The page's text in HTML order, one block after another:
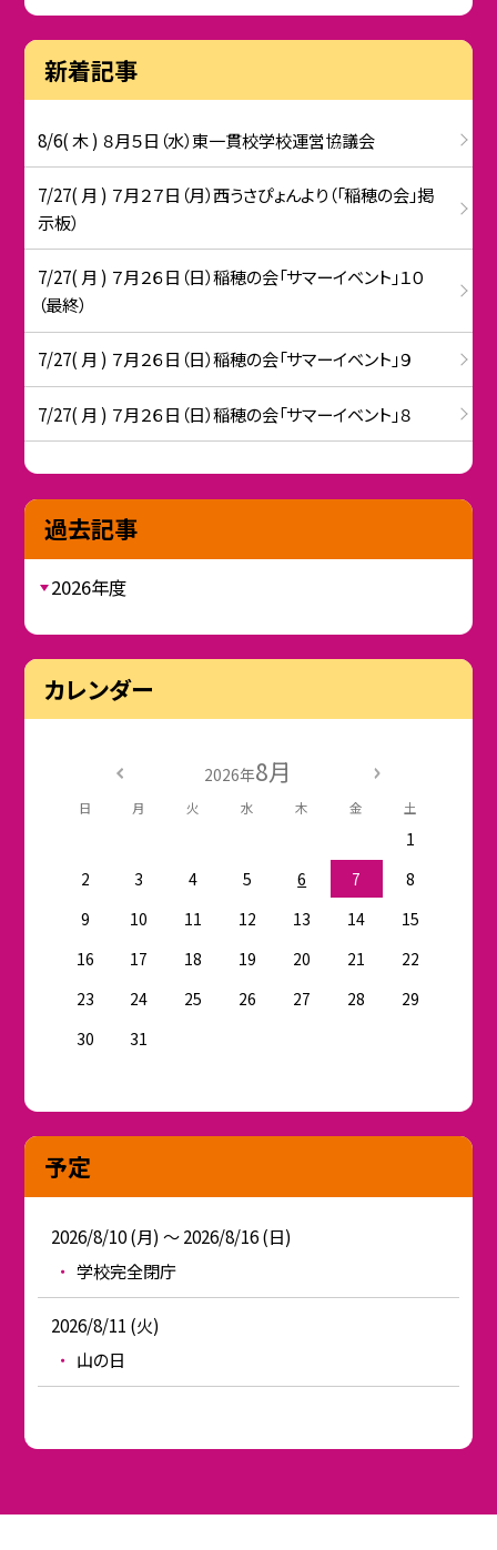
新着記事
8/6( 木 ) ８月５日（水）東一貫校学校運営協議会
7/27( 月 ) ７月２７日（月）西うさぴょんより（「稲穂の会」掲
示板）
7/27( 月 ) ７月２６日（日）稲穂の会「サマーイベント」１０
（最終）
7/27( 月 ) ７月２６日（日）稲穂の会「サマーイベント」９
7/27( 月 ) ７月２６日（日）稲穂の会「サマーイベント」８
過去記事
2026年度
カレンダー
2026年8月
日 月 火 水 木 金 土
1
2
3 4 5 6 7
8
9
10 11 12 13 14
15
16
17 18 19 20 21
22
23
24 25 26 27 28
29
30
31
予定
2026/8/10 (月) ～ 2026/8/16 (日)
学校完全閉庁
2026/8/11 (火)
山の日